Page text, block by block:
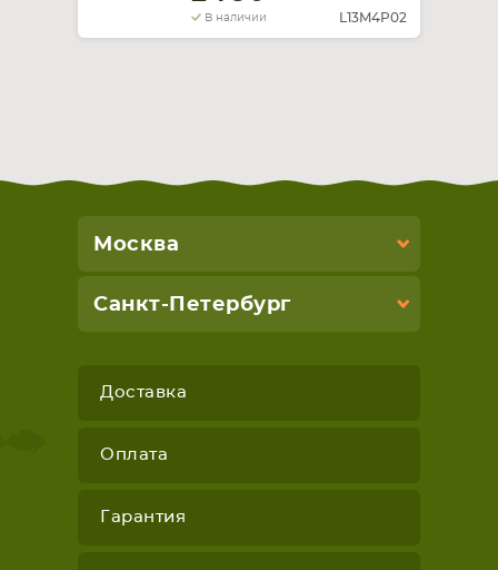
В наличии L13M4P02
Москва
Санкт-Петербург
Доставка
Оплата
Гарантия